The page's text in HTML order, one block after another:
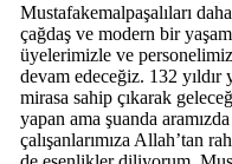
Mustafakemalpaşalıları
çağdaş ve modern bir
üyelerimizle ve
devam edeceğiz. 132 yıldır
mirasa sahip çıkarak
yapan ama şuanda
çalışanlarımıza Allah’tan